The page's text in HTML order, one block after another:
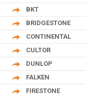
BKT
BRIDGESTONE
CONTINENTAL
CULTOR
DUNLOP
FALKEN
FIRESTONE